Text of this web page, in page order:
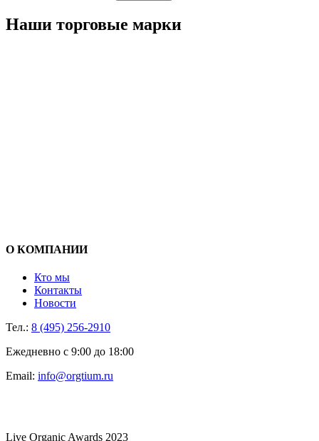
Наши торговые марки
О КОМПАНИИ
Кто мы
Контакты
Новости
Тел.: 8 (495) 256-2910
Ежедневно с 9:00 до 18:00
Email: info@orgtium.ru
Live Organic Awards 2023